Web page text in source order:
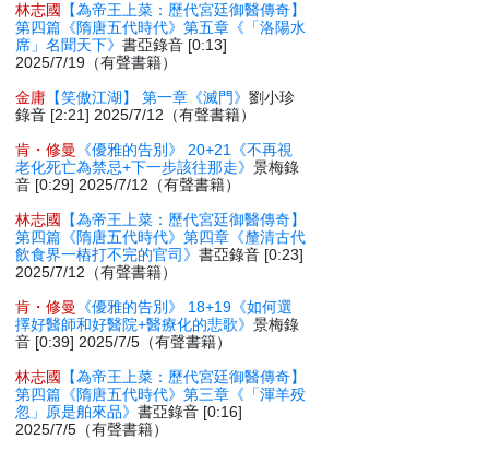
林志國
【為帝王上菜：歷代宮廷御醫傳奇】
第四篇《隋唐五代時代》第五章《「洛陽水
席」名聞天下》書亞錄音 [0:13]
2025/7/19（有聲書籍）
金庸 【笑傲江湖】 第一章《滅門》劉小珍
錄音 [2:21] 2025/7/12（有聲書籍）
肯・修曼
《優雅的告別》 20+21《不再視
老化死亡為禁忌+下一步該往那走》景梅錄
音 [0:29] 2025/7/12（有聲書籍）
林志國
【為帝王上菜：歷代宮廷御醫傳奇】
第四篇《隋唐五代時代》第四章《釐清古代
飲食界一樁打不完的官司》書亞錄音 [0:23]
2025/7/12（有聲書籍）
肯・修曼
《優雅的告別》 18+19《如何選
擇好醫師和好醫院+醫療化的悲歌》景梅錄
音 [0:39] 2025/7/5（有聲書籍）
林志國
【為帝王上菜：歷代宮廷御醫傳奇】
第四篇《隋唐五代時代》第三章《「渾羊殁
忽」原是舶來品》書亞錄音 [0:16]
2025/7/5（有聲書籍）